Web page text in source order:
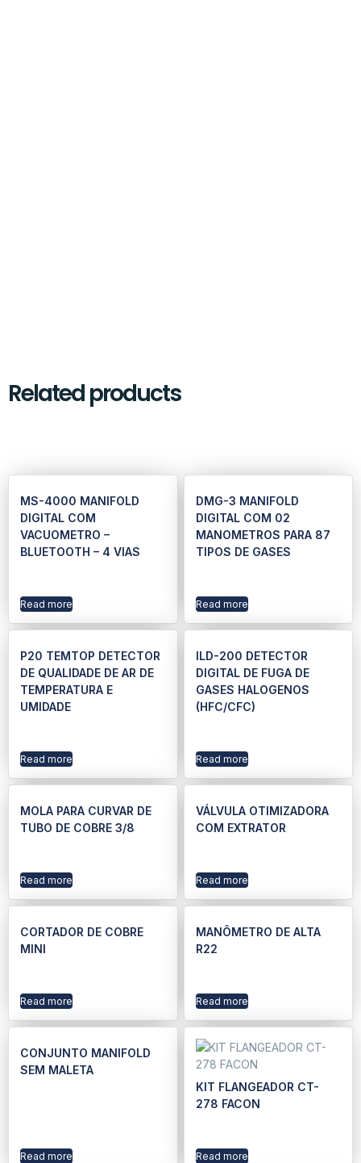
Related products
MS-4000 MANIFOLD
DIGITAL COM
VACUOMETRO –
BLUETOOTH – 4 VIAS
Read more
DMG-3 MANIFOLD
DIGITAL COM 02
MANOMETROS PARA 87
TIPOS DE GASES
Read more
P20 TEMTOP DETECTOR
DE QUALIDADE DE AR DE
TEMPERATURA E
UMIDADE
Read more
ILD-200 DETECTOR
DIGITAL DE FUGA DE
GASES HALOGENOS
(HFC/CFC)
Read more
MOLA PARA CURVAR DE
TUBO DE COBRE 3/8
Read more
VÁLVULA OTIMIZADORA
COM EXTRATOR
Read more
CORTADOR DE COBRE
MINI
Read more
MANÔMETRO DE ALTA
R22
Read more
CONJUNTO MANIFOLD
SEM MALETA
Read more
KIT FLANGEADOR CT-
278 FACON
Read more